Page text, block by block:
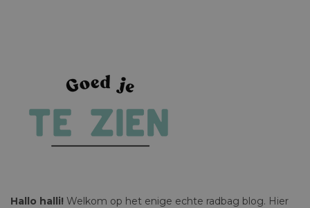
Hallo halli! Welkom op het enige echte radbag blog. Hier